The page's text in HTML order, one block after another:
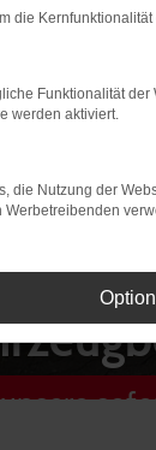
die
Funktionalität
werden aktiviert.
die Nutzung der